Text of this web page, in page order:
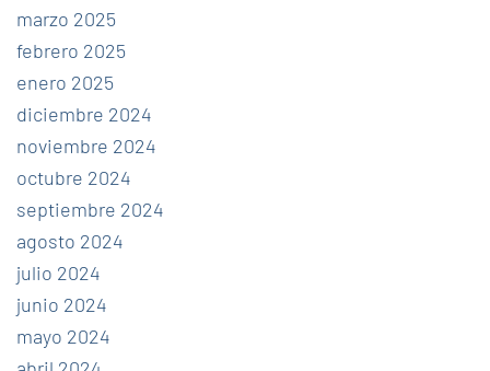
marzo 2025
febrero 2025
enero 2025
diciembre 2024
noviembre 2024
octubre 2024
septiembre 2024
agosto 2024
julio 2024
junio 2024
mayo 2024